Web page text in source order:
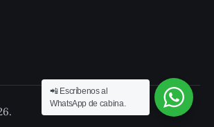
📲 Escríbenos al
WhatsApp de cabina.